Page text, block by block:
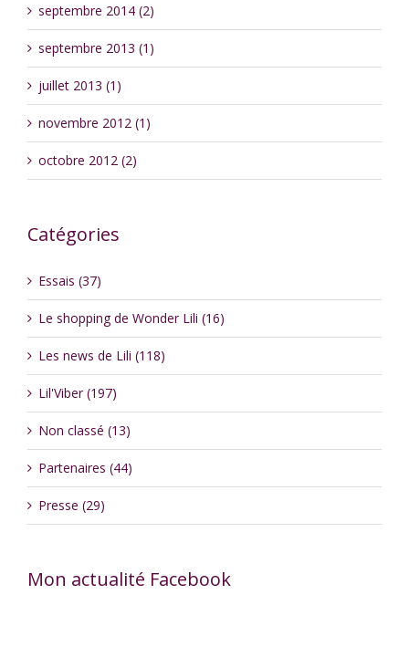
septembre 2014 (2)
septembre 2013 (1)
juillet 2013 (1)
novembre 2012 (1)
octobre 2012 (2)
Catégories
Essais (37)
Le shopping de Wonder Lili (16)
Les news de Lili (118)
Lil'Viber (197)
Non classé (13)
Partenaires (44)
Presse (29)
Mon actualité Facebook